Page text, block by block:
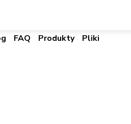
FAQ Produkty
Pliki